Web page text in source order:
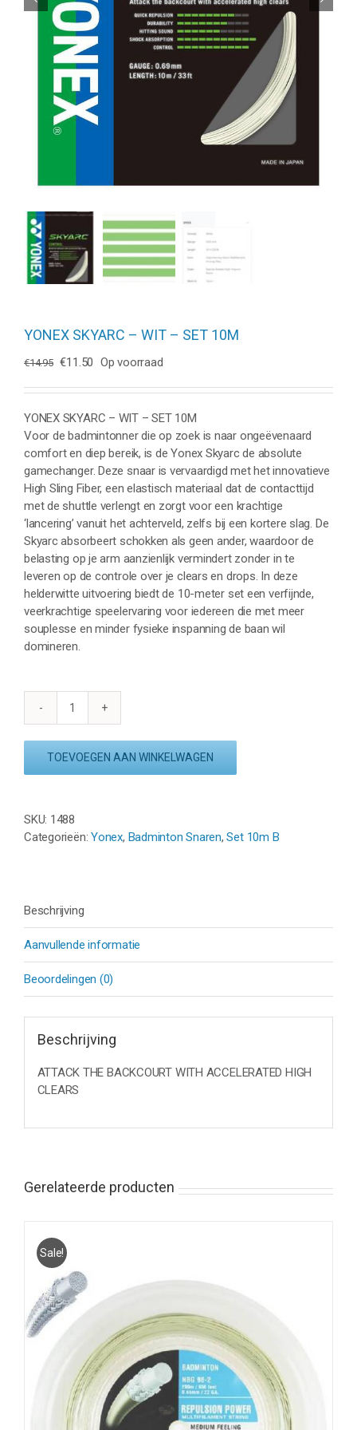
YONEX SKYARC – WIT – SET 10M
€14.95 Oorspronkelijke
was:
€14.95.
€11.50 Huidige
is:
€11.50.
Op voorraad
YONEX SKYARC – WIT – SET 10M
Voor de badmintonner die op zoek is naar ongeëvenaard
comfort en diep bereik, is de Yonex Skyarc de absolute
gamechanger. Deze snaar is vervaardigd met het innovatieve
High Sling Fiber, een elastisch materiaal dat de contacttijd
met de shuttle verlengt en zorgt voor een krachtige
‘lancering’ vanuit het achterveld, zelfs bij een kortere slag. De
Skyarc absorbeert schokken als geen ander, waardoor de
belasting op je arm aanzienlijk vermindert zonder in te
leveren op de controle over je clears en drops. In deze
helderwitte uitvoering biedt de 10-meter set een verfijnde,
veerkrachtige speelervaring voor iedereen die met meer
souplesse en minder fysieke inspanning de baan wil
domineren.
YONEX
-
10M
aantal
TOEVOEGEN AAN WINKELWAGEN
SKU: 1488
Categorieën:Yonex, Badminton Snaren,Set 10m B
Beschrijving
Aanvullende informatie
Beoordelingen (0)
Beschrijving
ATTACK THE BACKCOURT WITH ACCELERATED HIGH
CLEARS
Gerelateerde producten
Sale!